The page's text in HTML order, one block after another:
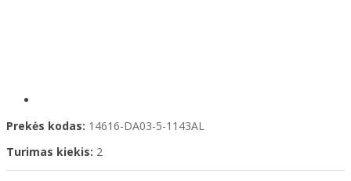
Prekės kodas: 14616-DA03-5-1143AL
Turimas kiekis: 2